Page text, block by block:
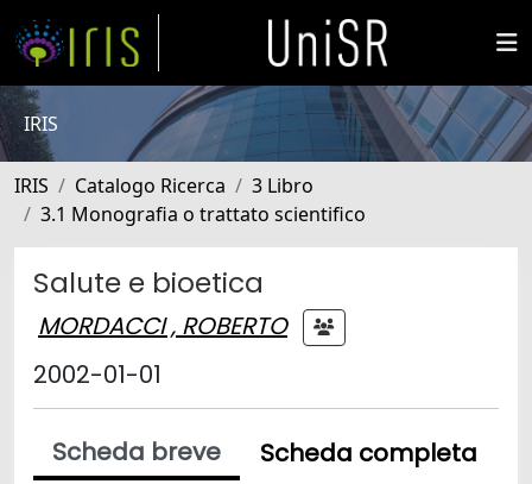
IRIS
IRIS Catalogo Ricerca
3 Libro
3.1 Monografia o trattato scientifico
Salute e bioetica
MORDACCI , ROBERTO
2002-01-01
Scheda breve
Scheda completa